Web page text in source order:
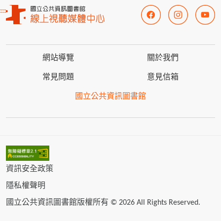
:::
網站導覽 關於我們
常見問題 意見信箱
國立公共資訊圖書館
資訊安全政策
隱私權聲明
國立公共資訊圖書館版權所有 © 2026 All Rights Reserved.